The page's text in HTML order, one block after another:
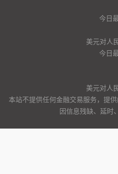
今日
美元对人
今日
美元对人
本站不提供任何金融交易服务，提
因信息残缺、延时